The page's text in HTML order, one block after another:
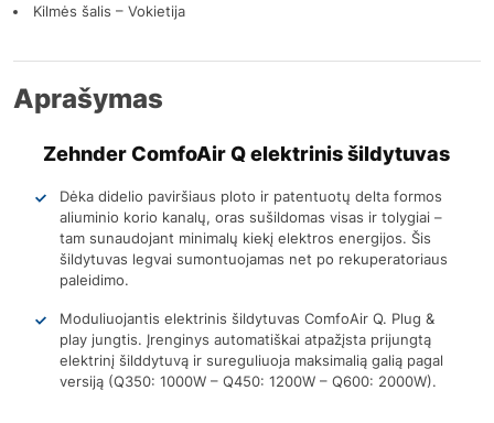
Kilmės šalis – Vokietija
Aprašymas
Zehnder ComfoAir Q elektrinis šildytuvas
Dėka didelio paviršiaus ploto ir patentuotų delta formos
aliuminio korio kanalų, oras sušildomas visas ir tolygiai –
tam sunaudojant minimalų kiekį elektros energijos. Šis
šildytuvas legvai sumontuojamas net po rekuperatoriaus
paleidimo.
Moduliuojantis elektrinis šildytuvas ComfoAir Q. Plug &
play jungtis. Įrenginys automatiškai atpažįsta prijungtą
elektrinį šilddytuvą ir sureguliuoja maksimalią galią pagal
versiją (Q350: 1000W – Q450: 1200W – Q600: 2000W).